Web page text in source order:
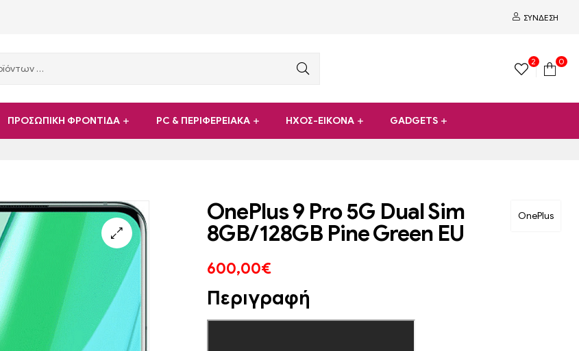
ΣΎΝΔΕΣΗ
2 0
ΠΡΟΣΩΠΙΚΗ ΦΡΟΝΤΙΔΑ PC & ΠΕΡΙΦΕΡΕΙΑΚΑ ΗΧΟΣ-ΕΙΚΟΝΑ GADGETS
OnePlus
OnePlus 9 Pro 5G Dual Sim
8GB/128GB Pine Green EU
600,00€
Περιγραφή